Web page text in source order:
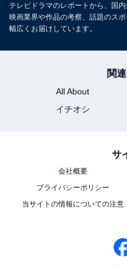
テレビドラマのレポートから、国
映画業界や作品の考察、話題のス
幅広くお届けしています。
関
All About
イチオシ
サ
会社概要
プライバシーポリシー
当サイトの情報についての注意